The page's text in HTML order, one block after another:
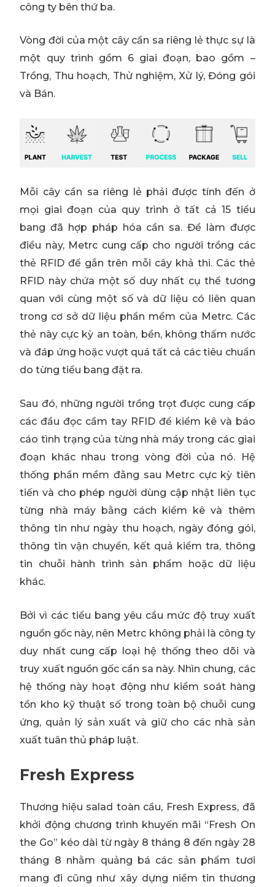
công ty bên thứ ba.
Vòng đời của một cây cần sa riêng lẻ thực sự là
một quy trình gồm 6 giai đoạn, bao gồm –
Trồng, Thu hoạch, Thử nghiệm, Xử lý, Đóng gói
và Bán.
Mỗi cây cần sa riêng lẻ phải được tính đến ở
mọi giai đoạn của quy trình ở tất cả 15 tiểu
bang đã hợp pháp hóa cần sa. Để làm được
điều này, Metrc cung cấp cho người trồng các
thẻ RFID để gắn trên mỗi cây khả thi. Các thẻ
RFID này chứa một số duy nhất cụ thể tương
quan với cùng một số và dữ liệu có liên quan
trong cơ sở dữ liệu phần mềm của Metrc. Các
thẻ này cực kỳ an toàn, bền, không thấm nước
và đáp ứng hoặc vượt quá tất cả các tiêu chuẩn
do từng tiểu bang đặt ra.
Sau đó, những người trồng trọt được cung cấp
các đầu đọc cầm tay RFID để kiểm kê và báo
cáo tình trạng của từng nhà máy trong các giai
đoạn khác nhau trong vòng đời của nó. Hệ
thống phần mềm đằng sau Metrc cực kỳ tiên
tiến và cho phép người dùng cập nhật liên tục
từng nhà máy bằng cách kiểm kê và thêm
thông tin như ngày thu hoạch, ngày đóng gói,
thông tin vận chuyển, kết quả kiểm tra, thông
tin chuỗi hành trình sản phẩm hoặc dữ liệu
khác.
Bởi vì các tiểu bang yêu cầu mức độ truy xuất
nguồn gốc này, nên Metrc không phải là công ty
duy nhất cung cấp loại hệ thống theo dõi và
truy xuất nguồn gốc cần sa này. Nhìn chung, các
hệ thống này hoạt động như kiểm soát hàng
tồn kho kỹ thuật số trong toàn bộ chuỗi cung
ứng, quản lý sản xuất và giữ cho các nhà sản
xuất tuân thủ pháp luật.
Fresh Express
Thương hiệu salad toàn cầu, Fresh Express, đã
khởi động chương trình khuyến mãi “Fresh On
the Go” kéo dài từ ngày 8 tháng 8 đến ngày 28
tháng 8 nhằm quảng bá các sản phẩm tươi
mang đi cũng như xây dựng niềm tin thương